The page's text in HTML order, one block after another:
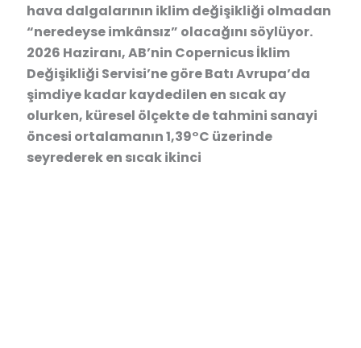
hava dalgalarının iklim değişikliği olmadan
“neredeyse imkânsız” olacağını söylüyor.
2026 Haziranı, AB’nin Copernicus İklim
Değişikliği Servisi’ne göre Batı Avrupa’da
şimdiye kadar kaydedilen en sıcak ay
olurken, küresel ölçekte de tahmini sanayi
öncesi ortalamanın 1,39°C üzerinde
seyrederek en sıcak ikinci